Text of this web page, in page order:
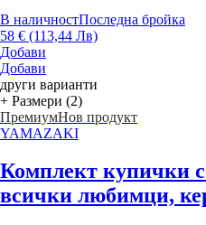
В наличностПоследна бройка
58 € (113,44 Лв)
Добави
Добави
други варианти
+ Размери (2)
ПремиумНов продукт
YAMAZAKI
Комплект купички с
всички любимци,